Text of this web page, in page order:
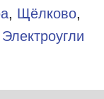
, Щёлково,
Электроугли